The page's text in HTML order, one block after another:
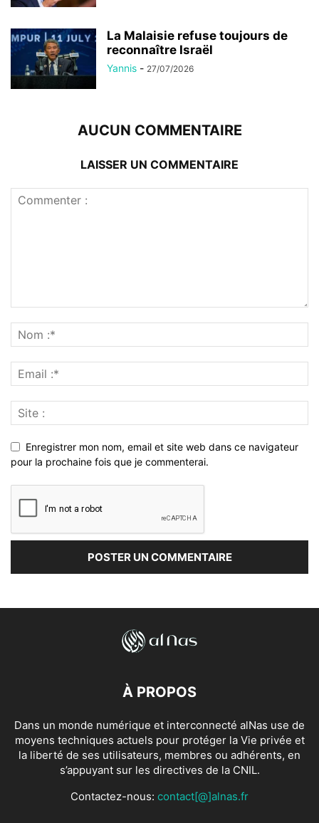
La Malaisie refuse toujours de
reconnaître Israël
Yannis - 27/07/2026
AUCUN COMMENTAIRE
LAISSER UN COMMENTAIRE
Enregistrer mon nom, email et site web dans ce navigateur
pour la prochaine fois que je commenterai.
À PROPOS
Dans un monde numérique et interconnecté alNas use de
moyens techniques actuels pour protéger la Vie privée et
la liberté de ses utilisateurs, membres ou adhérents, en
s’appuyant sur les directives de la CNIL.
Contactez-nous: contact[@]alnas.fr